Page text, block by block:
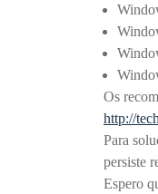
Os
http://
Para
persiste
Espero